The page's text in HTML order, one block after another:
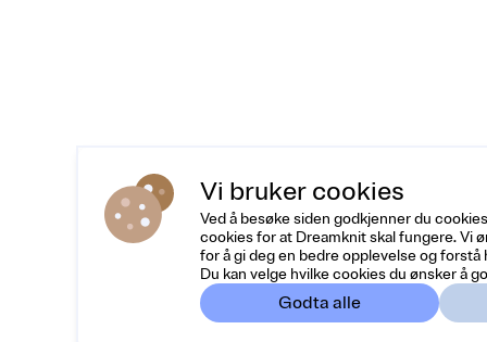
Vi bruker cookies
Ved å besøke siden godkjenner du
cookies for at Dreamknit skal fungere. Vi
for å gi deg en bedre opplevelse og forstå
Du kan velge hvilke cookies du ønsker å
Godta alle